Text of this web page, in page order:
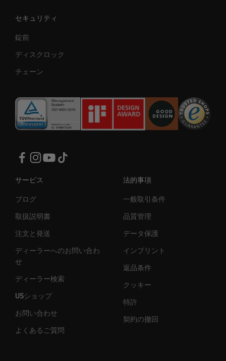
セキュリティ
錠前
ディスクロック
チェーン
サービス
ブログ
取扱説明書
注文と発送
ディーラーへのお問い合わ
せ
ディーラー検索
USショップ
お問い合わせ
よくあるご質問
法的事項
一般取引条件
品質管理
データ保護
インプリント
返品条件
クッキー
特許
契約の撤回